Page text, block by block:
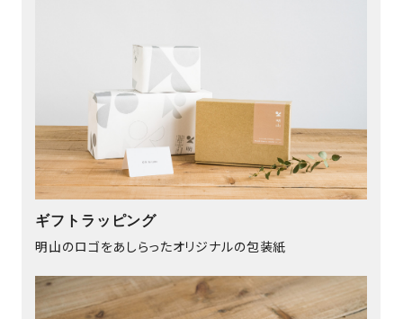
ギフトラッピング
明山のロゴをあしらったオリジナルの包装紙